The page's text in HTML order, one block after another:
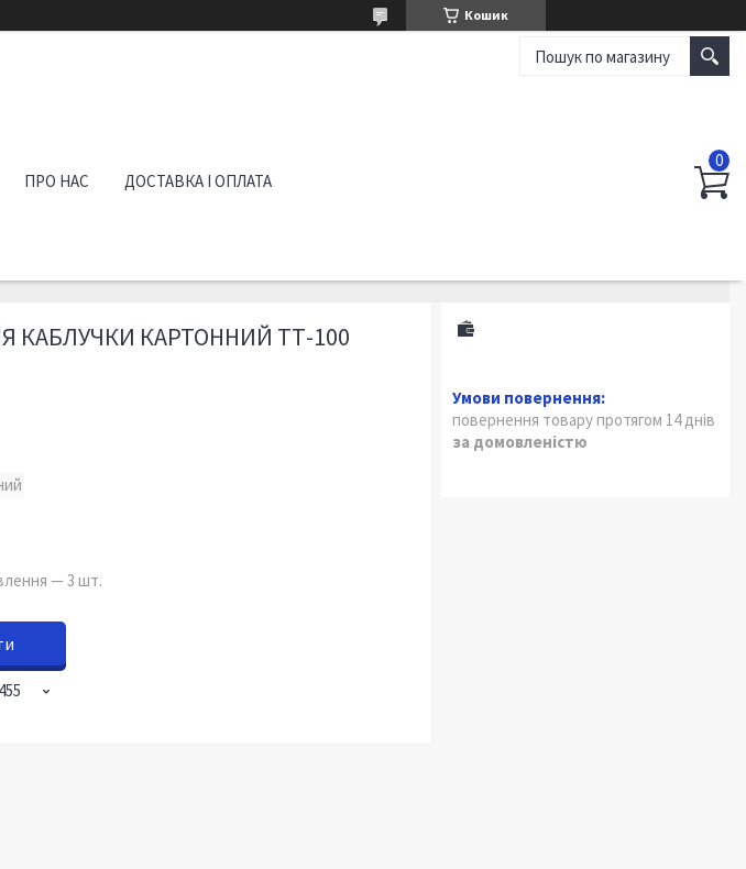
Кошик
ПРО НАС ДОСТАВКА І ОПЛАТА
КАБЛУЧКИ КАРТОННИЙ ТТ-100
— 3 шт.
повернення товару протягом 14 днів
за домовленістю